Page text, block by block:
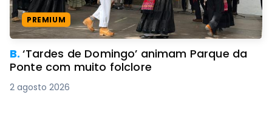
PREMIUM
B.‘Tardes de Domingo’ animam Parque da
Ponte com muito folclore
2 agosto 2026